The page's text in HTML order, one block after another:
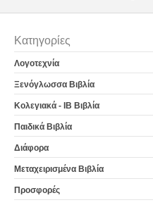
Κατηγορίες
Λογοτεχνία
Ξενόγλωσσα Βιβλία
Κολεγιακά - IB Βιβλία
Παιδικά Βιβλία
Διάφορα
Μεταχειρισμένα Βιβλία
Προσφορές